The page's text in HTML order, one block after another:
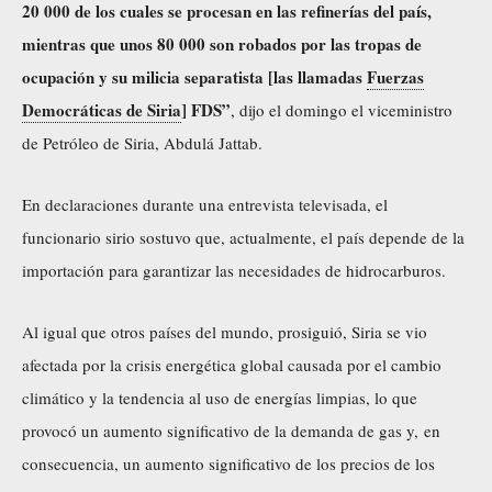
20 000 de los cuales se procesan en las refinerías del país,
mientras que unos 80 000 son robados por las tropas de
ocupación y su milicia separatista [las llamadasFuerzas
Democráticas de Siria] FDS”, dijo el domingo el viceministro
de Petróleo de Siria, Abdulá Jattab.
En declaraciones durante una entrevista televisada, el
funcionario sirio sostuvo que, actualmente, el país depende de la
importación para garantizar las necesidades de hidrocarburos.
Al igual que otros países del mundo, prosiguió, Siria se vio
afectada por la crisis energética global causada por el cambio
climático y la tendencia al uso de energías limpias, lo que
provocó un aumento significativo de la demanda de gas y, en
consecuencia, un aumento significativo de los precios de los